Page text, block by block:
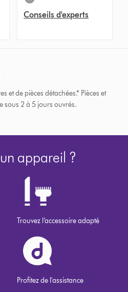
Conseils d'experts
et de pièces détachées.* Pièces et
sous 2 à 5 jours ouvrés.
appareil ?
Trouvez l’accessoire adapté
Profitez de l'assistance